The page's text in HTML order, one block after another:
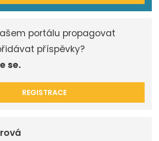
portálu propagovat
příspěvky?
se.
REGISTRACE